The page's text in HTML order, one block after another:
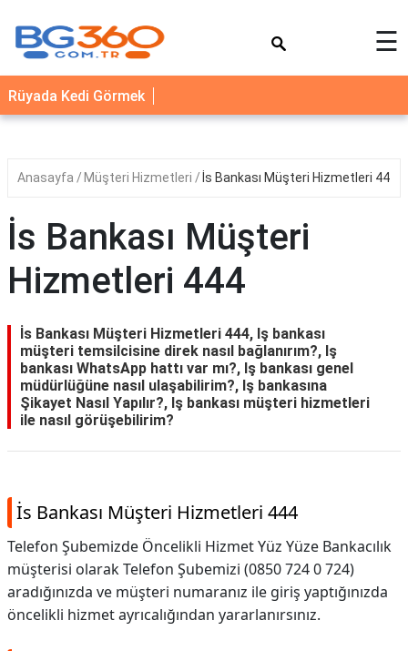
YEMEK
TARİFLERİ
SAĞLIK
İLETİŞİM
☰
Rüyada Kedi Görmek
Anasayfa Müşteri Hizmetleri İs Bankası Müşteri Hizmetleri 444
İs Bankası Müşteri
Hizmetleri 444
İs Bankası Müşteri Hizmetleri 444, Iş bankası
müşteri temsilcisine direk nasıl bağlanırım?, Iş
bankası WhatsApp hattı var mı?, Iş bankası genel
müdürlüğüne nasıl ulaşabilirim?, Iş bankasına
Şikayet Nasıl Yapılır?, Iş bankası müşteri hizmetleri
ile nasıl görüşebilirim?
İs Bankası Müşteri Hizmetleri 444
Telefon Şubemizde Öncelikli Hizmet Yüz Yüze Bankacılık
müşterisi olarak Telefon Şubemizi (0850 724 0 724)
aradığınızda ve müşteri numaranız ile giriş yaptığınızda
öncelikli hizmet ayrıcalığından yararlanırsınız.